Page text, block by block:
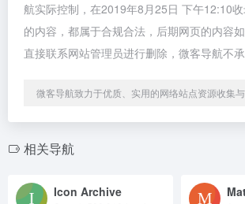
航实际控制，在2019年8月25日 下午12:10
的内容，都属于合规合法，后期网页的内容
直接联系网站管理员进行删除，微客导航不承
微客导航致力于优质、实用的网络站点资源收集与
相关导航
Icon Archive